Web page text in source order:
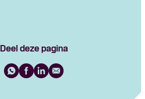
Deel deze pagina